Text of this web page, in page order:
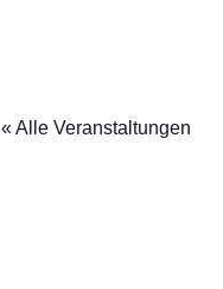
« Alle Veranstaltungen